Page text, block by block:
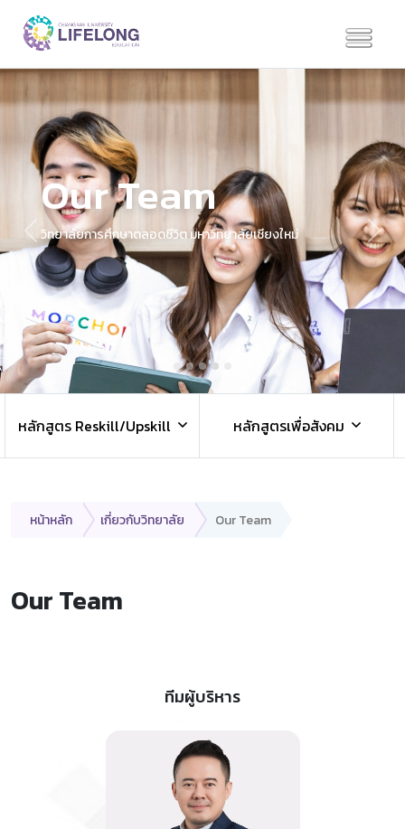
Our Team
วิทยาลัยการศึกษาตลอดชีวิต มหาวิทยาลัยเชียงใหม่
Previous Next
หลักสูตร Reskill/Upskill หลักสูตรเพื่อสังคม
หน้าหลัก เกี่ยวกับวิทยาลัย Our Team
Our Team
ทีมผู้บริหาร